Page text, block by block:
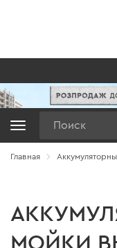
Главная
МОЙКИ